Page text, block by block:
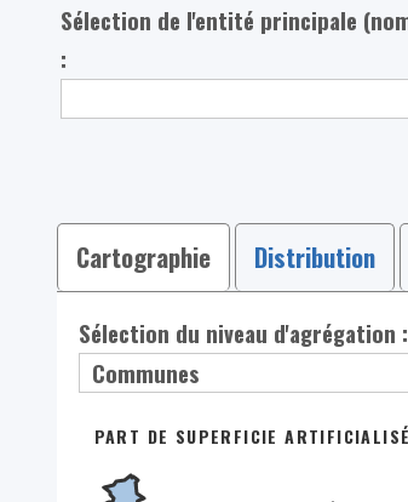
Sélection de l'entité principale
:
Cartographie Distribution
Sélection du niveau d'agrégation :
PART DE SUPERFICIE